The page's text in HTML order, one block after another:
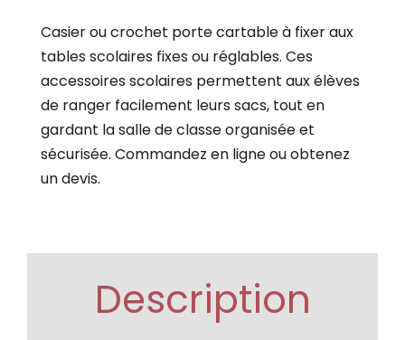
Casier ou crochet porte cartable à fixer aux
tables scolaires fixes ou réglables. Ces
accessoires scolaires permettent aux élèves
de ranger facilement leurs sacs, tout en
gardant la salle de classe organisée et
sécurisée. Commandez en ligne ou obtenez
un devis.
Description